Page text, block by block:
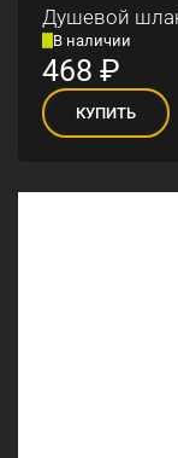
Душевой
В наличии
468 ₽
КУПИТЬ